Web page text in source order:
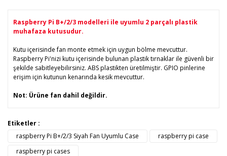
Raspberry Pi B+/2/3 modelleri ile uyumlu 2 parçalı plastik
muhafaza kutusudur.
Kutu içerisinde fan monte etmek için uygun bölme mevcuttur.
Raspberry Pi'nizi kutu içerisinde bulunan plastik tırnaklar ile güvenli bir
şekilde sabitleyebilirsiniz. ABS plastikten üretilmiştir. GPIO pinlerine
erişim için kutunun kenarında kesik mevcuttur.
Not: Ürüne fan dahil değildir.
Bu ürüne ilk yorumu siz yapın!
Bu ürünün fiyat bilgisi, resim, ürün açıklamalarında ve diğer
konularda yetersiz gördüğünüz noktaları öneri formunu
kullanarak tarafımıza iletebilirsiniz.
Görüş ve önerileriniz için teşekkür ederiz.
Etiketler :
raspberry Pi B+/2/3 Siyah Fan Uyumlu Case
raspberry pi case
raspberry pi cases